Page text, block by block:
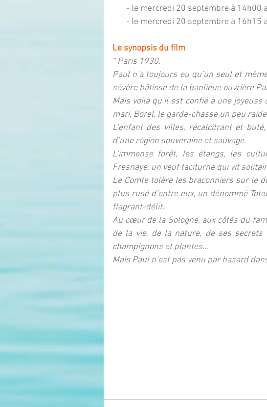
- le mercredi 20 septembre à
- le mercredi 20 septembre à
Le synopsis du film
" Paris 1930.
Paul n’a toujours eu qu’un seul et
sévère bâtisse de la banlieue ouvrière
Mais voilà qu’il est confié à une
mari, Borel, le garde-chasse un peu
L’enfant des villes, récalcitrant et
d’une région souveraine et sauvage.
L’immense forêt, les étangs, les
Fresnaye, un veuf taciturne qui vit
Le Comte tolère les braconniers sur le
plus rusé d’entre eux, un dénommé
flagrant-délit.
Au cœur de la Sologne, aux côtés du
de la vie, de la nature, de ses
champignons et plantes…
Mais Paul n’est pas venu par hasard